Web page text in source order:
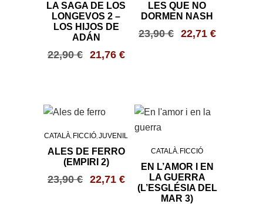
LA SAGA DE LOS
LONGEVOS 2 –
LOS HIJOS DE
ADÁN
22,90€ 21,76 €
LES QUE NO
DORMEN NASH
23,90€ 22,71 €
CATALÀ, FICCIÓ, JUVENIL
ALES DE FERRO
(EMPIRI 2)
23,90€ 22,71 €
CATALÀ, FICCIÓ
EN L’AMOR I EN
LA GUERRA
(L’ESGLÉSIA DEL
MAR 3)